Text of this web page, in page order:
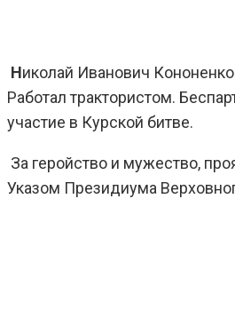
Николай Иванович
Работал трактористом.
участие в Курской битве.
За геройство и мужество,
Указом Президиума